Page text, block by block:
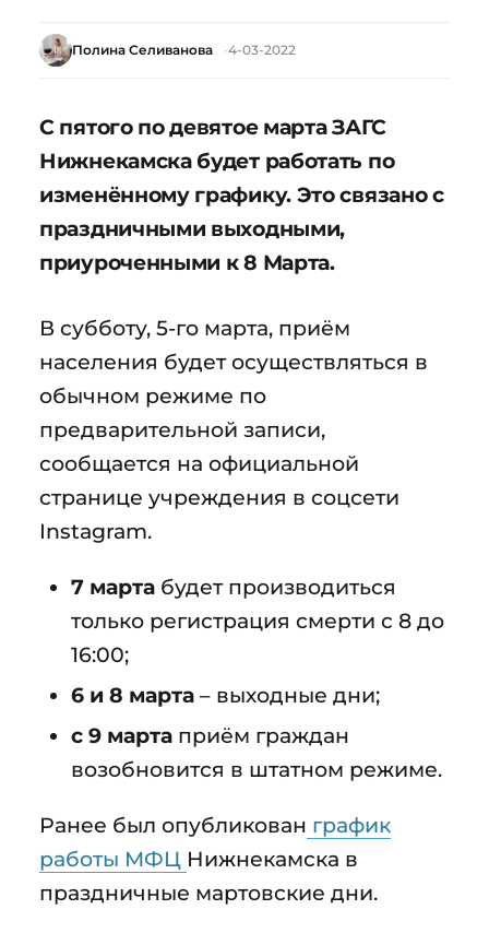
Полина Селиванова 4-03-2022
С пятого по девятое марта ЗАГС
Нижнекамска будет работать по
изменённому графику. Это связано с
праздничными выходными,
приуроченными к 8 Марта.
В субботу, 5-го марта, приём
населения будет осуществляться в
обычном режиме по
предварительной записи,
сообщается на официальной
странице учреждения в соцсети
Instagram.
7 мартабудет производиться
только регистрация смерти с 8 до
16:00;
6 и 8 марта– выходные дни;
с 9 мартаприём граждан
возобновится в штатном режиме.
Ранее был опубликован график
работы МФЦ Нижнекамска в
праздничные мартовские дни.